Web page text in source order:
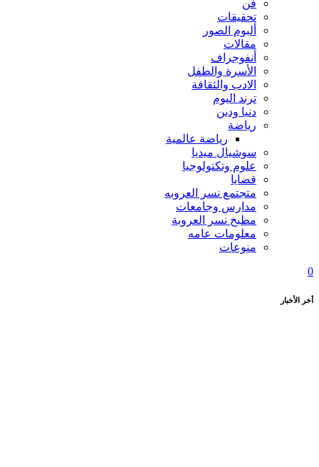
فن
تحقيقات
ألبوم الصور
مقالات
أنفوجراف
الأسرة والطفل
الادب والثقافة
ترند اليوم
دنيا ودين
رياضة
رياضة عالمية
سوشيال ميديا
علوم وتكنولوجيا
قضايا
متجتمع نسر العروبه
مدارس وجامعات
مطبخ نسر العروبة
معلومات عامه
منوعات
0
أخر الأخبار